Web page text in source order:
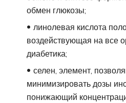
обмен глюкозы;
линолевая кислота
воздействующая на все
диабетика;
селен, элемент,
минимизировать дозы
понижающий